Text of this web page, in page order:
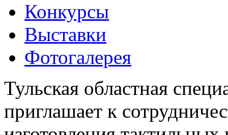
Конкурсы
Выставки
Фотогалерея
Тульская областная
приглашает к